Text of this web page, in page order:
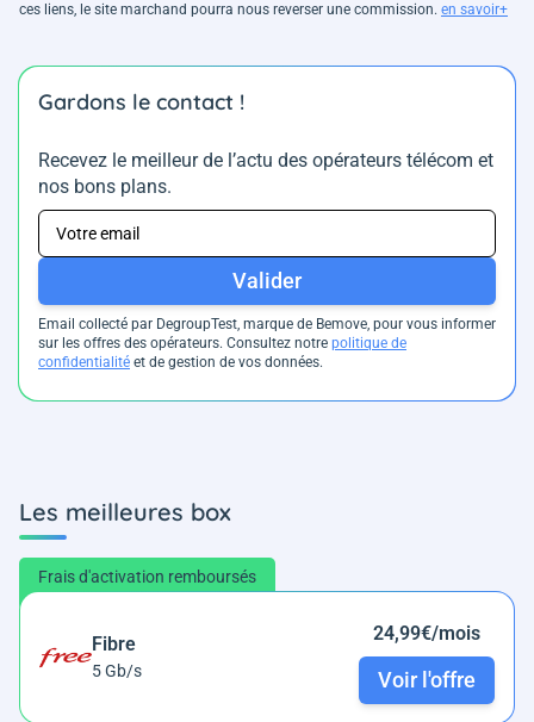
ces liens, le site marchand pourra nous reverser une commission. en savoir+
Gardons le contact !
Recevez le meilleur de l’actu des opérateurs télécom et
nos bons plans.
Valider
Email collecté par DegroupTest, marque de Bemove, pour vous informer
sur les offres des opérateurs. Consultez notre politique de
confidentialité et de gestion de vos données.
Les meilleures box
Frais d'activation remboursés
Fibre
5 Gb/s
24,99€/mois
Voir l'offre